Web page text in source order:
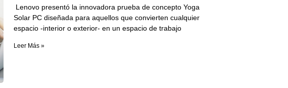
Lenovo presentó la innovadora prueba de concepto Yoga
Solar PC diseñada para aquellos que convierten cualquier
espacio -interior o exterior- en un espacio de trabajo
Leer Más »